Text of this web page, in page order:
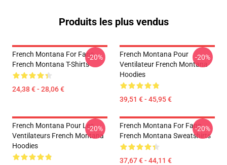
Produits les plus vendus
French Montana For Fans
French Montana T-Shirts
24,38 € - 28,06 €
-20%
French Montana Pour
Ventilateur French Montana
Hoodies
39,51 € - 45,95 €
-20%
French Montana Pour Les
Ventilateurs French Montana
Hoodies
-20%
French Montana For Fans
French Montana Sweatshirts
37,67 € - 44,11 €
-20%